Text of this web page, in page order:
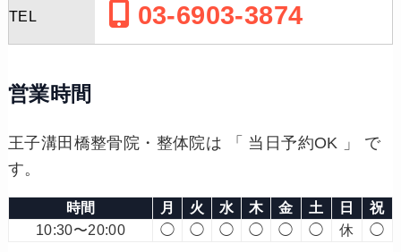
TEL 03-6903-3874
営業時間
王子溝田橋整骨院・整体院は 「 当日予約OK 」 で
す。
時間 月 火 水 木 金 土 日
祝
10:30〜20:00
◯ ◯ ◯ ◯ ◯ ◯ 休 ◯